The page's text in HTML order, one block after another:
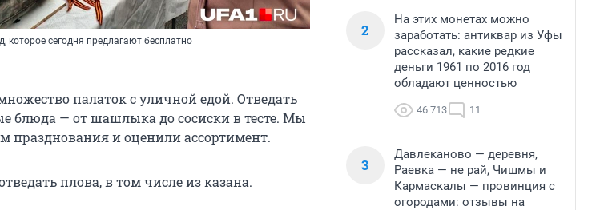
сегодня предлагают бесплатно
палаток с уличной едой. Отведать
блюда — от шашлыка до сосиски в тесте. Мы
празднования и оценили ассортимент.
плова, в том числе из казана.
2
На этих монетах можно
заработать: антиквар из Уфы
рассказал, какие редкие
деньги 1961 по 2016 год
обладают ценностью
46 713 11
3
Давлеканово — деревня,
Раевка — не рай, Чишмы и
Кармаскалы — провинция с
огородами: отзывы на